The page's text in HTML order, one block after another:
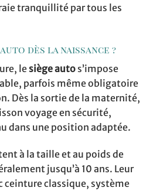
tranquillité par tous les
dès la naissance ?
le siège auto s’impose
parfois même obligatoire
Dès la sortie de la maternité,
voyage en sécurité,
dans une position adaptée.
à la taille et au poids de
jusqu’à 10 ans. Leur
ceinture classique, système